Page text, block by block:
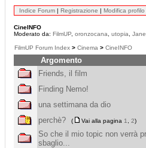
Indice Forum | Registrazione | Modifica
CineINFO
Moderato da: FilmUP oronzocana utopia
FilmUP Forum Index > Cinema > CineINFO
Argomento
Friends, il film
Finding Nemo!
una settimana da dio
perchè?
( Vai alla pagina 1 2)
So che il mio topic non verrà
sbaglio...